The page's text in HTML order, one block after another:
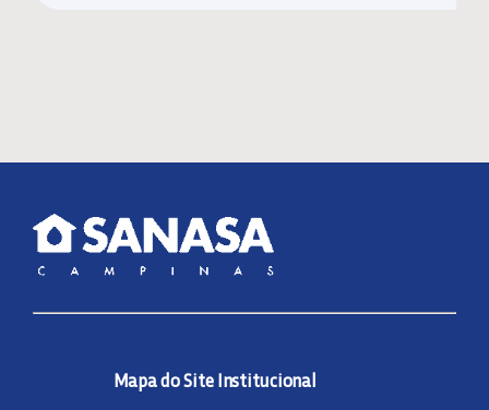
Mapa do Site Institucional